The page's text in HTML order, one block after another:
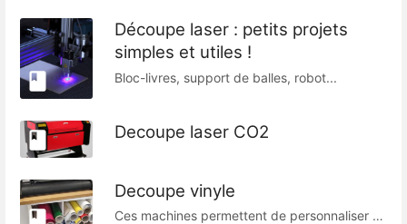
Découpe laser : petits projets
simples et utiles !
Bloc-livres, support de balles, robot...
Decoupe laser CO2
Decoupe vinyle
Ces machines permettent de personnaliser des panneaux, des vitrines, des objets en découpant des films plastique adhésifs en couleurs.